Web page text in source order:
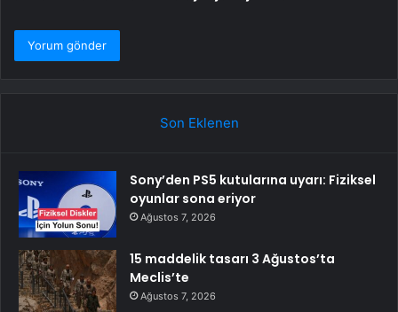
Son Eklenen
Sony’den PS5 kutularına uyarı: Fiziksel
oyunlar sona eriyor
Ağustos 7, 2026
15 maddelik tasarı 3 Ağustos’ta
Meclis’te
Ağustos 7, 2026